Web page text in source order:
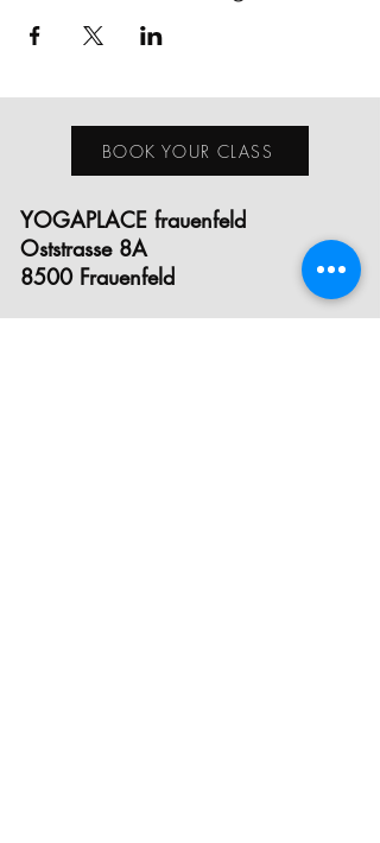
BOOK YOUR CLASS
YOGAPLACE frauenfeld
Oststrasse 8A
8500 Frauenfeld